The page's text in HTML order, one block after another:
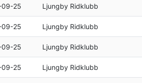
25 Ljungby Ridklubb
25 Ljungby Ridklubb
25 Ljungby Ridklubb
25 Ljungby Ridklubb